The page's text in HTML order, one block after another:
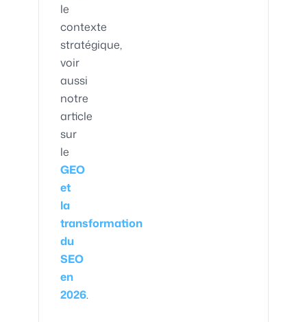
le
contexte
stratégique,
voir
aussi
notre
article
sur
le
GEO
et
la
transformation
du
SEO
en
2026.